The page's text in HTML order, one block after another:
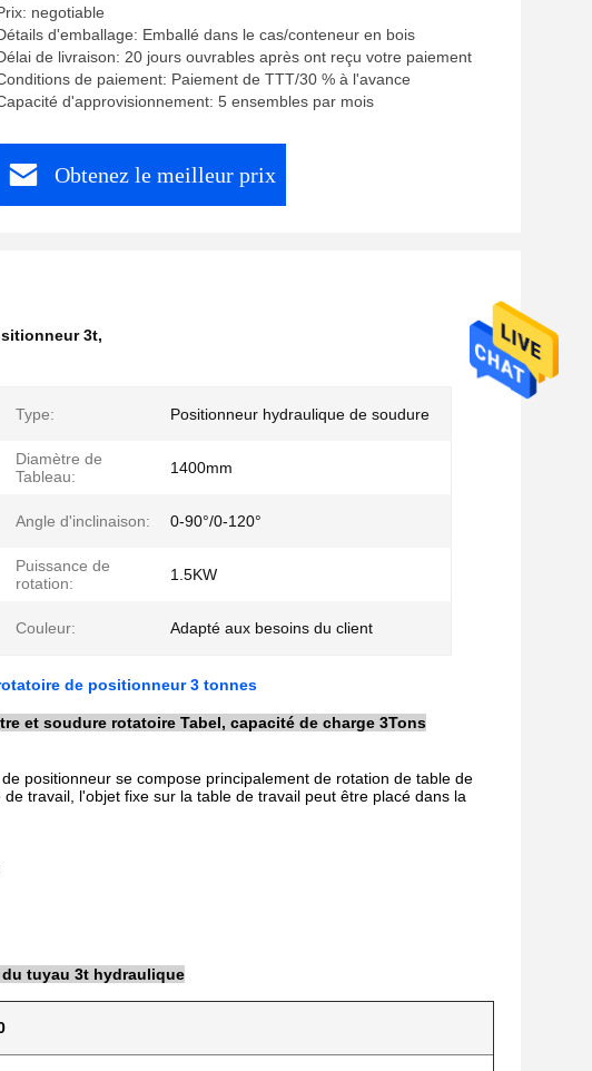
negotiable
d'emballage: Emballé dans le cas/conteneur en bois
de livraison: 20 jours ouvrables après ont reçu votre paiement
de paiement: Paiement de TTT/30 % à l'avance
d'approvisionnement: 5 ensembles par mois
Obtenez le meilleur prix
3t,
Type: Positionneur hydraulique de soudure
Diamètre de
Tableau:
1400mm
Angle d'inclinaison: 0-90°/0-120°
Puissance de
rotation:
1.5KW
Couleur: Adapté aux besoins du client
de positionneur 3 tonnes
et soudure rotatoire Tabel, capacité de charge 3Tons
positionneur se compose principalement de rotation de table de
travail, l'objet fixe sur la table de travail peut être placé dans la
tuyau 3t hydraulique